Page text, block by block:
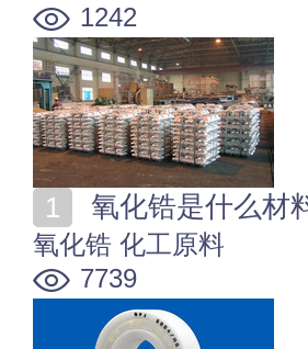
1242
氧化锆是什么材
氧化锆 化工原料
7739